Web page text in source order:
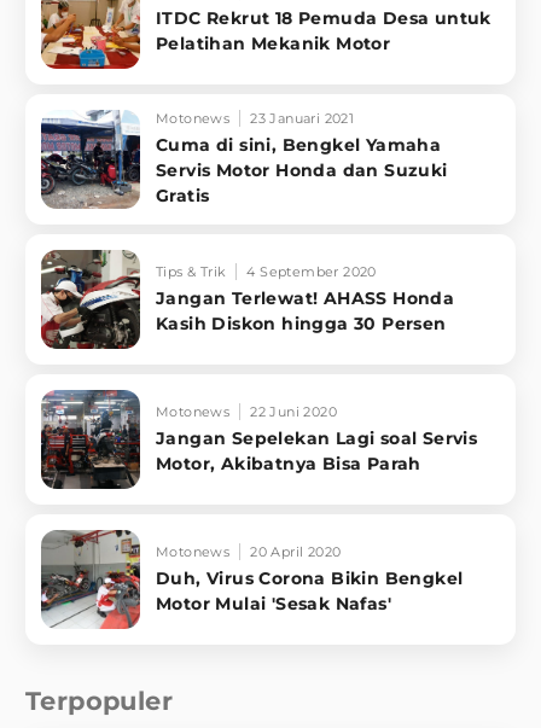
ITDC Rekrut 18 Pemuda Desa untuk
Pelatihan Mekanik Motor
Motonews 23 Januari 2021
Cuma di sini, Bengkel Yamaha
Servis Motor Honda dan Suzuki
Gratis
Tips & Trik 4 September 2020
Jangan Terlewat! AHASS Honda
Kasih Diskon hingga 30 Persen
Motonews 22 Juni 2020
Jangan Sepelekan Lagi soal Servis
Motor, Akibatnya Bisa Parah
Motonews 20 April 2020
Duh, Virus Corona Bikin Bengkel
Motor Mulai 'Sesak Nafas'
Terpopuler